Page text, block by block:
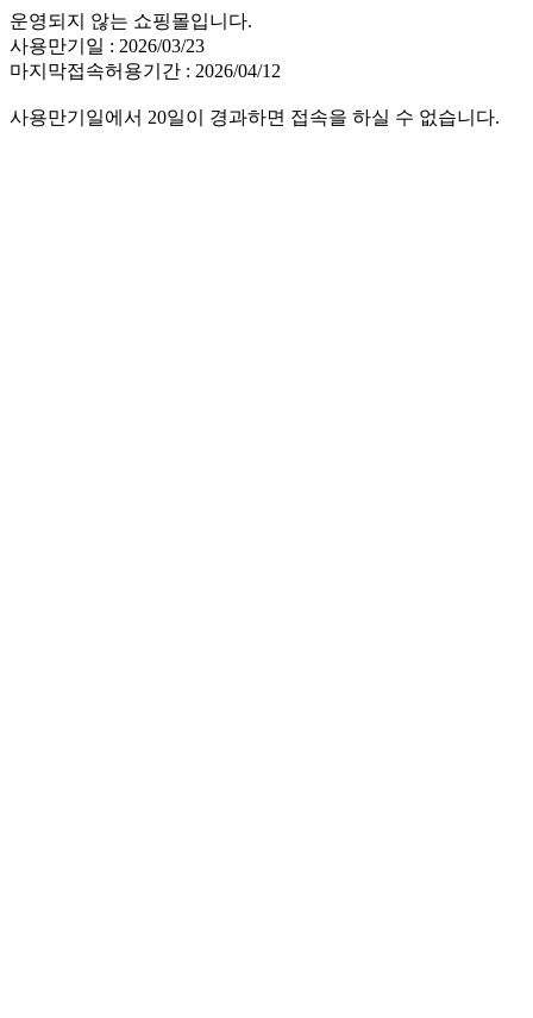
운영되지 않는 쇼핑몰입니다.
사용만기일 : 2026/03/23
마지막접속허용기간 : 2026/04/12
사용만기일에서 20일이 경과하면 접속을 하실 수 없습니다.